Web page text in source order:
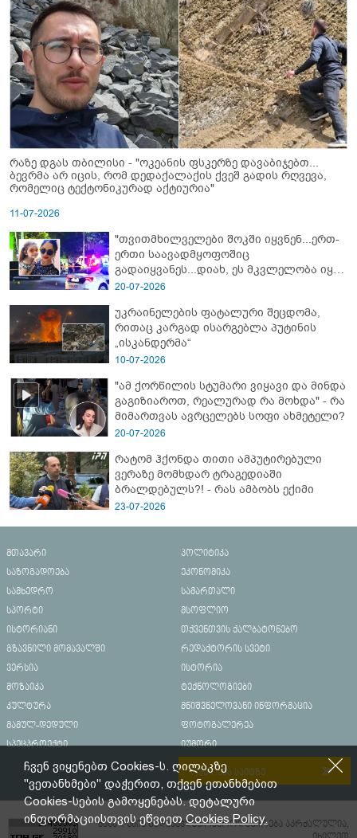
რაზე დგას თბილისი - "ოკეანის ფსკერზე დავაბიჯებთ...
ბევრმა არ იცის, რომ დედაქალაქის ქვეშ გადის რღვევა,
რომელიც ტექტონიკურად აქტიურია"
11-07-2026
"თვითმხილველები შოკში იყვნენ...ერთ-
ერთი საავადმყოფოშიც
გადაიყვანეს...დიახ, ეს მკვლელობა იყო"
- გორში დატრიალებული ტრაგედიის
20-07-2026
უკრაინელების ფატალური შეცდომა,
რითაც კარგად ისარგებლა პუტინის
„ისკანდერმა“
10-07-2026
"ამ ქორწილის სტუმარი ვიყავი და მინდა
გაგიზიაროთ, რეალურად რა მოხდა" - რა
მიმართვას ავრცელებს სოფი ახმეტელი?
20-07-2026
რატომ ჰქონდა თითი ამპუტირებული
ვერაზე მომხდარ ტრაგედიაში
ბრალდებულს?! - რას ამბობს ექიმი
23-07-2026
მთავარი
პოლიტიკა
საზოგადოება
ეკონომიკა
სამხედრო
სამართალი
სპორტი
მსოფლიო
ისტორიანი
თქვენთვის ქალბატონებო
გზავნილი მომავალში
რედაქტორის სვეტი
ვერსია
ისტორია
მოზაიკა
ტექნოლოგიები
კულტურა
მნიშვნელოვანი ინფორმაცია
მამულ-დედული
ფოტოგალერეა
სპეცპროექტი
იუმორი
რეკლამა საიტზე
მასალების გადაბეჭდვა/რეპროდუცირება აკრძალულია,
ჩვენ ვიყენებთ Cookies-ს. ღილაკზე
"ვეთანხმები" დაჭერით, თქვენ ეთანხმებით
Cookies-სების გამოყენებას. დეტალური
ინფორმაციისთვის ეწვიეთCookies Policy.